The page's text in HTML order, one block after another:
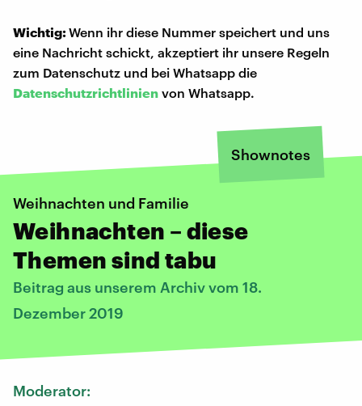
Wichtig:Wenn ihr diese Nummer speichert und uns
eine Nachricht schickt, akzeptiert ihr unsere Regeln
zum Datenschutz und bei Whatsapp die
Datenschutzrichtlinien von Whatsapp.
Shownotes
Weihnachten und Familie
Weihnachten – diese
Themen sind tabu
Beitrag aus unserem Archiv vom 18.
Dezember 2019
Moderator: